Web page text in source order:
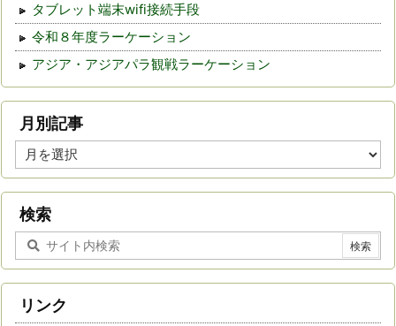
タブレット端末wifi接続手段
令和８年度ラーケーション
アジア・アジアパラ観戦ラーケーション
月別記事
月
別
事
検索
リンク